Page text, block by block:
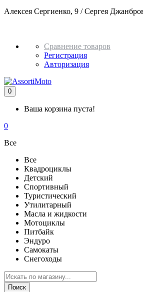
Алексея Сергиенко, 9 / Сергея
Сравнение товаров
Регистрация
Авторизация
0
Ваша корзина пуста!
0
Все
Все
Квадроциклы
Детский
Спортивный
Туристический
Утилитарный
Масла и жидкости
Мотоциклы
Питбайк
Эндуро
Самокаты
Снегоходы
Поиск